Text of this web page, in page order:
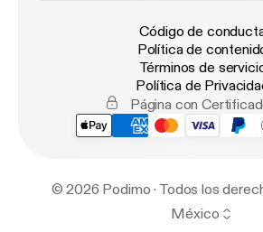
Código de
Política de
Términos de
Política de
Página con
© 2026 Podimo · Todos los
México